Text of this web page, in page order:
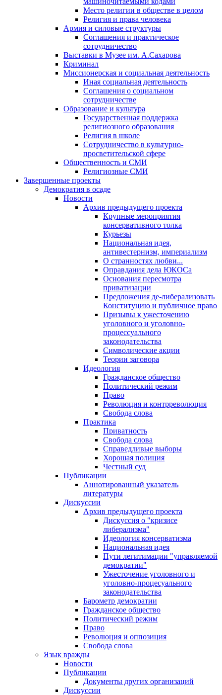
Место религии в обществе в целом
Религия и права человека
Армия и силовые структуры
Соглашения и практическое
сотрудничество
Выставки в Музее им. А.Сахарова
Криминал
Миссионерская и социальная деятельность
Иная социальная деятельность
Соглашения о социальном
сотрудничестве
Образование и культура
Государственная поддержка
религиозного образования
Религия в школе
Сотрудничество в культурно-
просветительской сфере
Общественность и СМИ
Религиозные СМИ
Завершенные проекты
Демократия в осаде
Новости
Архив предыдущего проекта
Крупные мероприятия
консервативного толка
Курьезы
Национальная идея,
антивестернизм, империализм
О странностях любви...
Оправдания дела ЮКОСа
Основания пересмотра
приватизации
Предложения де-либерализовать
Конституцию и публичное право
Призывы к ужесточению
уголовного и уголовно-
процессуального
законодательства
Символические акции
Теории заговора
Идеология
Гражданское общество
Политический режим
Право
Революция и контрреволюция
Свобода слова
Практика
Приватность
Свобода слова
Справедливые выборы
Хорошая полиция
Честный суд
Публикации
Аннотированный указатель
литературы
Дискуссии
Архив предыдущего проекта
Дискуссия о "кризисе
либерализма"
Идеология консерватизма
Национальная идея
Пути легитимации "управляемой
демократии"
Ужесточение уголовного и
уголовно-процесуального
законодательства
Барометр демократии
Гражданское общество
Политический режим
Право
Революция и оппозиция
Свобода слова
Язык вражды
Новости
Публикации
Документы других организаций
Дискуссии